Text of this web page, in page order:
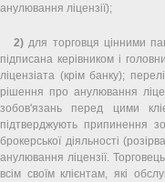
анулювання ліцензії);
2) для торговця цінними
підписана керівником і
ліцензіата (крім банку);
рішення про анулювання
зобов'язань перед цими
підтверджують припинення
брокерської діяльності
анулювання ліцензії.
всім своїм клієнтам, які